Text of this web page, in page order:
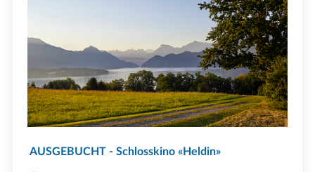
AUSGEBUCHT - Schlosskino «Heldin»